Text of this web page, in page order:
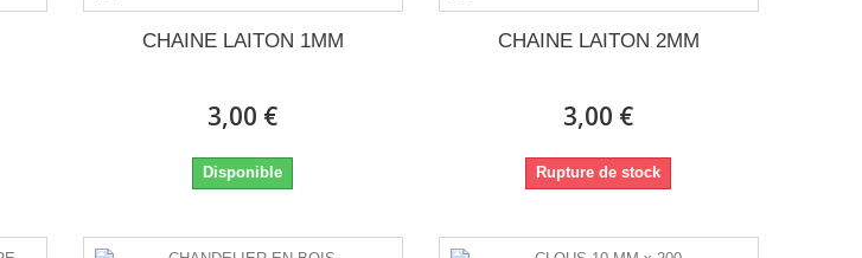
CHAINE LAITON 1MM
3,00 €
Disponible
CHAINE LAITON 2MM
3,00 €
Rupture de stock